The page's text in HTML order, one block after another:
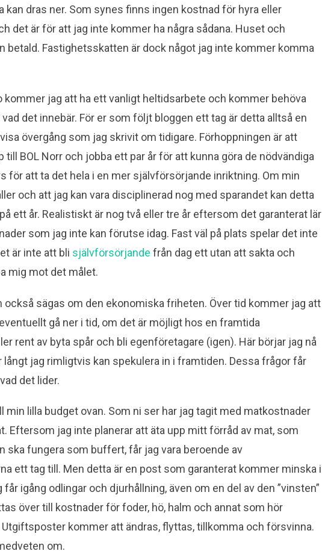
kan dras ner. Som synes finns ingen kostnad för hyra eller
det är för att jag inte kommer ha några sådana. Huset och
betald. Fastighetsskatten är dock något jag inte kommer komma
kommer jag att ha ett vanligt heltidsarbete och kommer behöva
det innebär. För er som följt bloggen ett tag är detta alltså en
övergång som jag skrivit om tidigare. Förhoppningen är att
till BOL Norr och jobba ett par år för att kunna göra de nödvändiga
för att ta det hela i en mer självförsörjande inriktning. Om min
och att jag kan vara disciplinerad nog med sparandet kan detta
ett år. Realistiskt är nog två eller tre år eftersom det garanterat lär
som jag inte kan förutse idag. Fast väl på plats spelar det inte
är inte att bli självförsörjande från dag ett utan att sakta och
mig mot det målet.
också sägas om den ekonomiska friheten. Över tid kommer jag att
gå ner i tid, om det är möjligt hos en framtida
rent av byta spår och bli egenföretagare (igen). Här börjar jag nå
långt jag rimligtvis kan spekulera in i framtiden. Dessa frågor får
det lider.
min lilla budget ovan. Som ni ser har jag tagit med matkostnader
Eftersom jag inte planerar att äta upp mitt förråd av mat, som
ska fungera som buffert, får jag vara beroende av
ett tag till. Men detta är en post som garanterat kommer minska i
igång odlingar och djurhållning, även om en del av den ”vinsten”
över till kostnader för foder, hö, halm och annat som hör
kommer att ändras, flyttas, tillkomma och försvinna.
om.